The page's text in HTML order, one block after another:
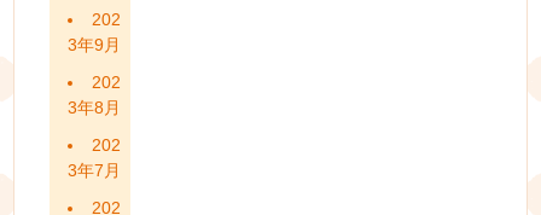
202
3年9月
202
3年8月
202
3年7月
202